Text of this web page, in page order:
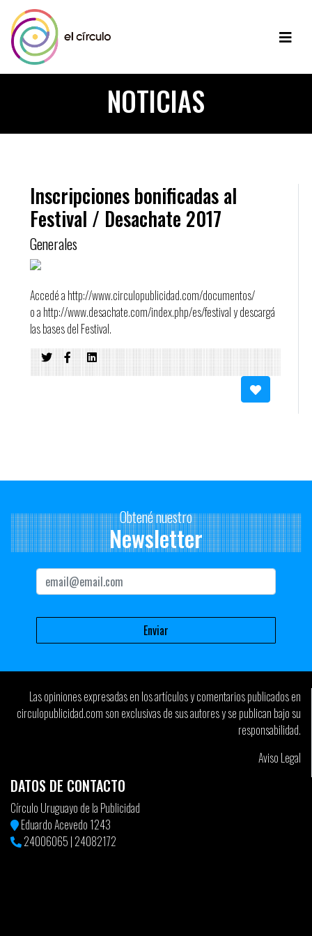
NOTICIAS
Inscripciones bonificadas al
Festival / Desachate 2017
Generales
Accedé a http://www.circulopublicidad.com/documentos/
o a http://www.desachate.com/index.php/es/festival y descargá
las bases del Festival.
Obtené nuestro
Newsletter
Las opiniones expresadas en los artículos y comentarios publicados en
circulopublicidad.com son exclusivas de sus autores y se publican bajo su
responsabilidad.
Aviso Legal
DATOS DE CONTACTO
Círculo Uruguayo de la Publicidad
Eduardo Acevedo 1243
24006065 | 24082172